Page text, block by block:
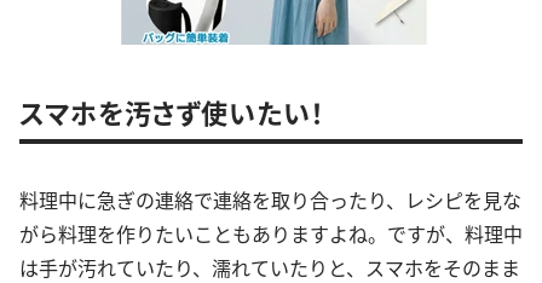
スマホを汚さず使いたい！
料理中に急ぎの連絡で連絡を取り合ったり、レシピを見な
がら料理を作りたいこともありますよね。ですが、料理中
は手が汚れていたり、濡れていたりと、スマホをそのまま